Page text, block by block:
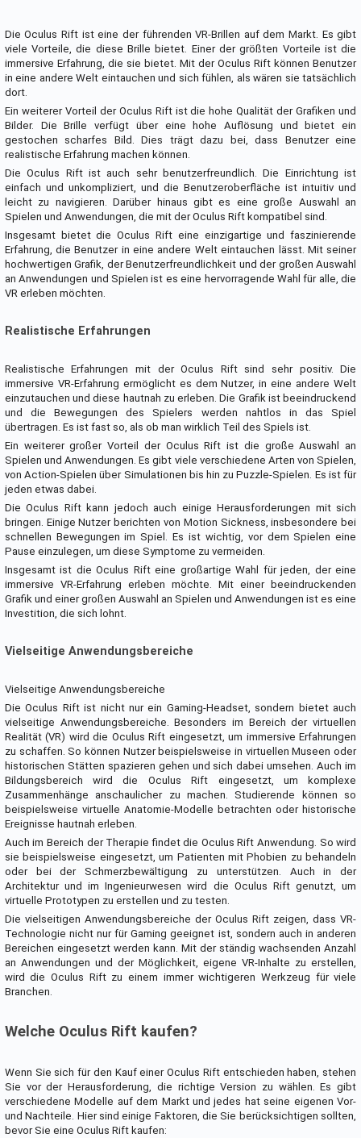
Die Oculus Rift ist eine der führenden VR-Brillen auf dem Markt. Es gibt
viele Vorteile, die diese Brille bietet. Einer der größten Vorteile ist die
immersive Erfahrung, die sie bietet. Mit der Oculus Rift können Benutzer
in eine andere Welt eintauchen und sich fühlen, als wären sie tatsächlich
dort.
Ein weiterer Vorteil der Oculus Rift ist die hohe Qualität der Grafiken und
Bilder. Die Brille verfügt über eine hohe Auflösung und bietet ein
gestochen scharfes Bild. Dies trägt dazu bei, dass Benutzer eine
realistische Erfahrung machen können.
Die Oculus Rift ist auch sehr benutzerfreundlich. Die Einrichtung ist
einfach und unkompliziert, und die Benutzeroberfläche ist intuitiv und
leicht zu navigieren. Darüber hinaus gibt es eine große Auswahl an
Spielen und Anwendungen, die mit der Oculus Rift kompatibel sind.
Insgesamt bietet die Oculus Rift eine einzigartige und faszinierende
Erfahrung, die Benutzer in eine andere Welt eintauchen lässt. Mit seiner
hochwertigen Grafik, der Benutzerfreundlichkeit und der großen Auswahl
an Anwendungen und Spielen ist es eine hervorragende Wahl für alle, die
VR erleben möchten.
Realistische Erfahrungen
Realistische Erfahrungen mit der Oculus Rift sind sehr positiv. Die
immersive VR-Erfahrung ermöglicht es dem Nutzer, in eine andere Welt
einzutauchen und diese hautnah zu erleben. Die Grafik ist beeindruckend
und die Bewegungen des Spielers werden nahtlos in das Spiel
übertragen. Es ist fast so, als ob man wirklich Teil des Spiels ist.
Ein weiterer großer Vorteil der Oculus Rift ist die große Auswahl an
Spielen und Anwendungen. Es gibt viele verschiedene Arten von Spielen,
von Action-Spielen über Simulationen bis hin zu Puzzle-Spielen. Es ist für
jeden etwas dabei.
Die Oculus Rift kann jedoch auch einige Herausforderungen mit sich
bringen. Einige Nutzer berichten von Motion Sickness, insbesondere bei
schnellen Bewegungen im Spiel. Es ist wichtig, vor dem Spielen eine
Pause einzulegen, um diese Symptome zu vermeiden.
Insgesamt ist die Oculus Rift eine großartige Wahl für jeden, der eine
immersive VR-Erfahrung erleben möchte. Mit einer beeindruckenden
Grafik und einer großen Auswahl an Spielen und Anwendungen ist es eine
Investition, die sich lohnt.
Vielseitige Anwendungsbereiche
Vielseitige Anwendungsbereiche
Die Oculus Rift ist nicht nur ein Gaming-Headset, sondern bietet auch
vielseitige Anwendungsbereiche. Besonders im Bereich der virtuellen
Realität (VR) wird die Oculus Rift eingesetzt, um immersive Erfahrungen
zu schaffen. So können Nutzer beispielsweise in virtuellen Museen oder
historischen Stätten spazieren gehen und sich dabei umsehen. Auch im
Bildungsbereich wird die Oculus Rift eingesetzt, um komplexe
Zusammenhänge anschaulicher zu machen. Studierende können so
beispielsweise virtuelle Anatomie-Modelle betrachten oder historische
Ereignisse hautnah erleben.
Auch im Bereich der Therapie findet die Oculus Rift Anwendung. So wird
sie beispielsweise eingesetzt, um Patienten mit Phobien zu behandeln
oder bei der Schmerzbewältigung zu unterstützen. Auch in der
Architektur und im Ingenieurwesen wird die Oculus Rift genutzt, um
virtuelle Prototypen zu erstellen und zu testen.
Die vielseitigen Anwendungsbereiche der Oculus Rift zeigen, dass VR-
Technologie nicht nur für Gaming geeignet ist, sondern auch in anderen
Bereichen eingesetzt werden kann. Mit der ständig wachsenden Anzahl
an Anwendungen und der Möglichkeit, eigene VR-Inhalte zu erstellen,
wird die Oculus Rift zu einem immer wichtigeren Werkzeug für viele
Branchen.
Welche Oculus Rift kaufen?
Wenn Sie sich für den Kauf einer Oculus Rift entschieden haben, stehen
Sie vor der Herausforderung, die richtige Version zu wählen. Es gibt
verschiedene Modelle auf dem Markt und jedes hat seine eigenen Vor-
und Nachteile. Hier sind einige Faktoren, die Sie berücksichtigen sollten,
bevor Sie eine Oculus Rift kaufen: